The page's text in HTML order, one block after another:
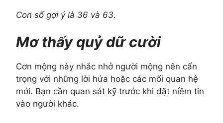
Con số gợi ý là 36 và 63.
Mơ thấy quỷ dữ cười
Cơn mộng này nhắc nhở người mộng nên cẩn
trọng với những lời hứa hoặc các mối quan hệ
mới. Bạn cần quan sát kỹ trước khi đặt niềm tin
vào người khác.